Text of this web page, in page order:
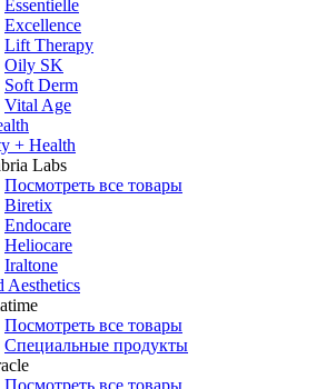
Essentielle
Excellence
Lift Therapy
Oily SK
Soft Derm
Vital Age
+ Health
Labs
Посмотреть все товары
Biretix
Endocare
Heliocare
Iraltone
Aesthetics
Посмотреть все товары
Специальные продукты
Посмотреть все товары